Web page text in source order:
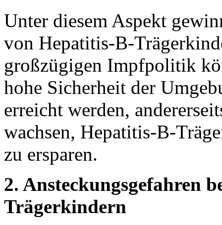
Unter diesem Aspekt
von Hepatitis-B-
großzügigen Impfpolitik
hohe Sicherheit der
erreicht werden,
wachsen, Hepatitis-B-
zu ersparen.
2. Ansteckungsgefahren
Trägerkindern